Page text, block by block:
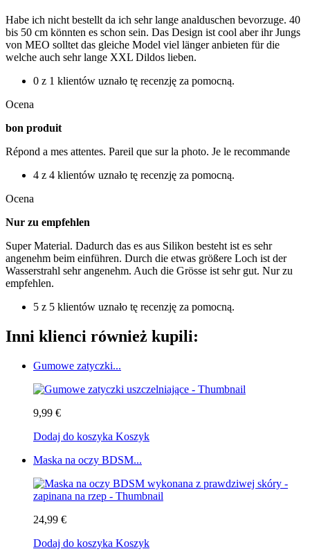
Habe ich nicht bestellt da ich sehr lange analduschen bevorzuge. 40
bis 50 cm könnten es schon sein. Das Design ist cool aber ihr Jungs
von MEO solltet das gleiche Model viel länger anbieten für die
welche auch sehr lange XXL Dildos lieben.
0 z 1 klientów uznało tę recenzję za pomocną.
Ocena
bon produit
Répond a mes attentes. Pareil que sur la photo. Je le recommande
4 z 4 klientów uznało tę recenzję za pomocną.
Ocena
Nur zu empfehlen
Super Material. Dadurch das es aus Silikon besteht ist es sehr
angenehm beim einführen. Durch die etwas größere Loch ist der
Wasserstrahl sehr angenehm. Auch die Grösse ist sehr gut. Nur zu
empfehlen.
5 z 5 klientów uznało tę recenzję za pomocną.
Inni klienci również kupili:
Gumowe zatyczki...
9,99 €
Dodaj do koszyka Koszyk
Maska na oczy BDSM...
24,99 €
Dodaj do koszyka Koszyk